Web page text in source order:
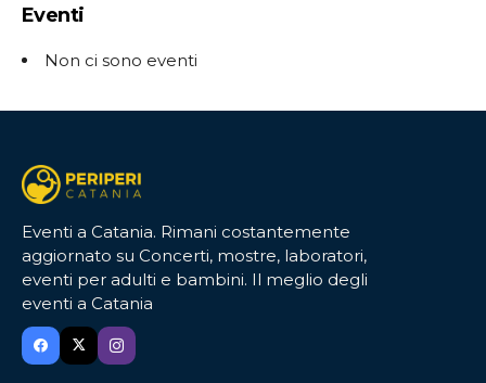
Eventi
Non ci sono eventi
Eventi a Catania. Rimani costantemente
aggiornato su Concerti, mostre, laboratori,
eventi per adulti e bambini. Il meglio degli
eventi a Catania